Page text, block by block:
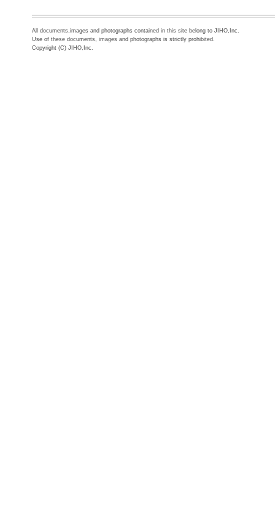
All documents,images and photographs contained in this site belong to JIHO,Inc.
Use of these documents, images and photographs is strictly prohibited.
Copyright (C) JIHO,Inc.